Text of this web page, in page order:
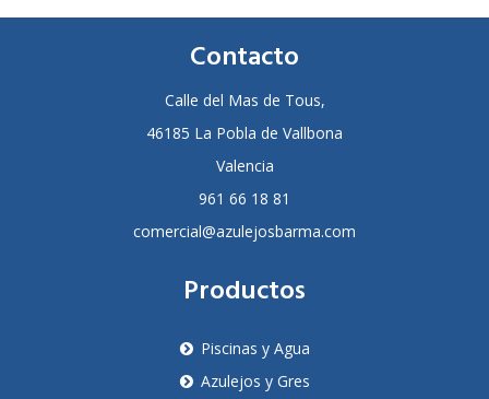
Contacto
Calle del Mas de Tous,
46185 La Pobla de Vallbona
Valencia
961 66 18 81
comercial@azulejosbarma.com
Productos
Piscinas y Agua
Azulejos y Gres